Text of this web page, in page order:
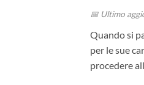
📅 Ultimo
Quando si
per le sue
procedere